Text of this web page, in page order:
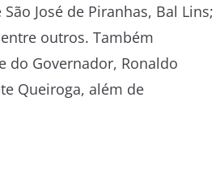
José de Piranhas, Bal Lins;
outros. Também
do Governador, Ronaldo
Queiroga, além de